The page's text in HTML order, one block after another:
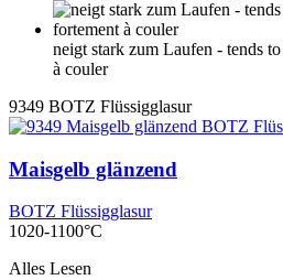
neigt stark zum Laufen - tends
à couler
9349 BOTZ Flüssigglasur
Maisgelb glänzend
BOTZ Flüssigglasur
1020-1100°C
Alles Lesen